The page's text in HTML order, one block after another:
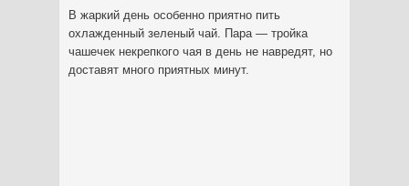
В жаркий день особенно приятно пить
охлажденный зеленый чай. Пара — тройка
чашечек некрепкого чая в день не навредят, но
доставят много приятных минут.